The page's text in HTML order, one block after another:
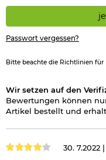
Insgesamt vereint das
bewährte klassische
Funktionalität. Ein
auf Qualität und
Lieferumfang:
Laderampe für
12 Schuss
Quickfill-Adapter
Details zu Diana Mauser
Passwort vergessen?
Bitte beachte die Richtlinien
Wir setzen auf den
Bewertungen können
Artikel bestellt und
30. 7.2022 |